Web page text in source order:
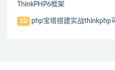
ThinkPHP6框架
10 php宝塔搭建实战thinkphp